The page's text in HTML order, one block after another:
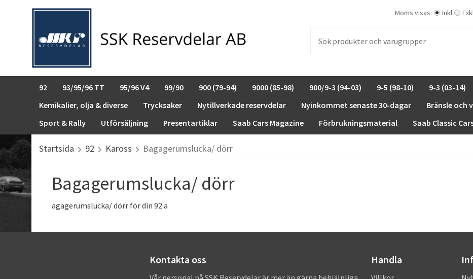
Moms visas: Inkl
92 93/95/96 TT 95/96 V4 99/90 900 (79-94) 9000 (85-98) 900/9-3 (94-03) 9-5 (98-10) 9-3 (03-14)
Kemikalier, olja & diverse
Trycksaker Nytillverkade reservdelar Nyinkommet senaste 30-dagar Bränsle och
Sport & Rally
Utförsäljning Presentartiklar Saab Cars Magazine Förbrukningsmaterial Saab Classic
Startsida 92 Kaross Bagagerumslucka/ dörr
Bagagerumslucka/ dörr
agagerumslucka/ dörr för din 92:a
Kontakta oss Handla